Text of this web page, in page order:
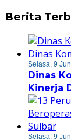
Berita
Selasa, 9
Dinas
Kinerja
Selasa, 9